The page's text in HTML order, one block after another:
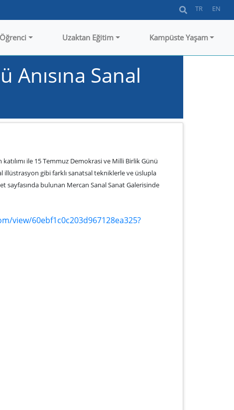
TR EN
Öğrenci Uzaktan Eğitim Kampüste Yaşam
Sanal
ile 15 Temmuz Demokrasi ve Milli Birlik Günü
illüstrasyon gibi farklı sanatsal tekniklerle ve üslupla
sayfasında bulunan Mercan Sanal Sanat Galerisinde
view/60ebf1c0c203d967128ea325?